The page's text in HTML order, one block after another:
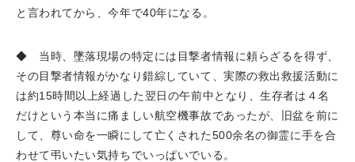
と言われてから、今年で40年になる。
◆ 当時、墜落現場の特定には目撃者情報に頼らざるを得ず、
その目撃者情報がかなり錯綜していて、実際の救出救援活動に
は約15時間以上経過した翌日の午前中となり、生存者は４名
だけという本当に痛ましい航空機事故であったが、旧盆を前に
して、尊い命を一瞬にして亡くされた500余名の御霊に手を合
わせて弔いたい気持ちでいっぱいでいる。